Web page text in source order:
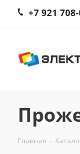
+7 921
Главная -